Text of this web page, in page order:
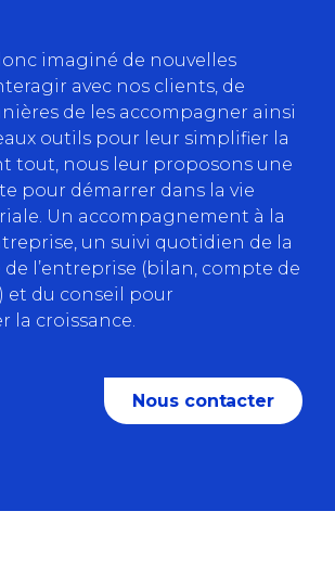
imaginé de nouvelles
avec nos clients, de
de les accompagner ainsi
outils pour leur simplifier la
tout, nous leur proposons une
pour démarrer dans la vie
Un accompagnement à la
un suivi quotidien de la
l’entreprise (bilan, compte de
et du conseil pour
la croissance.
Nous contacter